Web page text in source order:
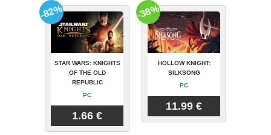
STAR WARS: KNIGHTS
OF THE OLD
REPUBLIC
PC
1.66 €
-82%
HOLLOW KNIGHT:
SILKSONG
PC
11.99 €
-38%